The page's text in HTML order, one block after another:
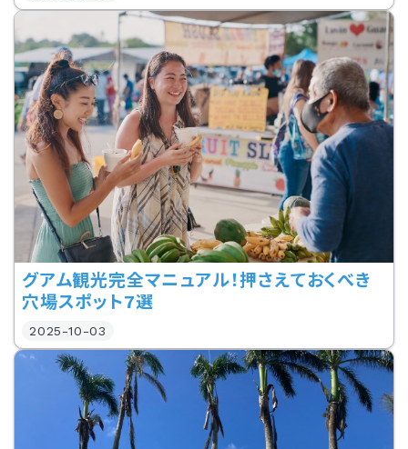
グアム観光完全マニュアル！押さえておくべき
穴場スポット7選
2025-10-03